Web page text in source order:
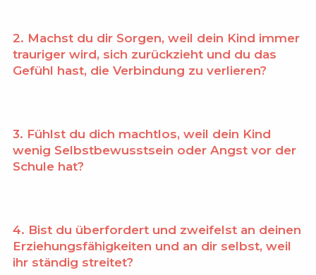
2. Machst du dir Sorgen, weil dein Kind immer
trauriger wird, sich zurückzieht und du das
Gefühl hast, die Verbindung zu verlieren?
3. Fühlst du dich machtlos, weil dein Kind
wenig Selbstbewusstsein oder Angst vor der
Schule hat?
4. Bist du überfordert und zweifelst an deinen
Erziehungsfähigkeiten und an dir selbst, weil
ihr ständig streitet?